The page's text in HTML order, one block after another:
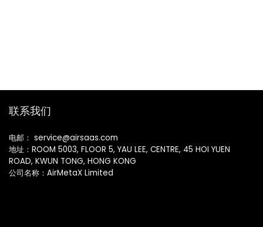
联系我们
电邮： service@airsaas.com
地址：ROOM 5003, FLOOR 5, YAU LEE, CENTRE, 45 HOI YUEN
ROAD, KWUN TONG, HONG KONG
公司名称：AirMetaX Limited